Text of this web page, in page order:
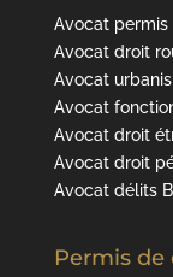
Avocat permis
Avocat droit
Avocat
Avocat
Avocat droit
Avocat droit
Avocat délits
Permis